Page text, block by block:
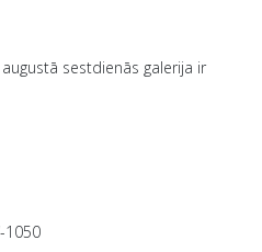
sestdienās galerija ir
1050